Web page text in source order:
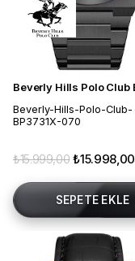
Beverly-Hills-Polo-Club-
BP3731X-070
₺15.998,00
₺15.999,00
SEPETE EKLE